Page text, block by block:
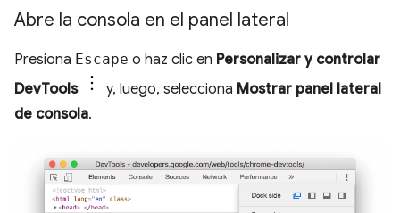
Abre la consola en el panel lateral
Presiona Escape o haz clic en Personalizar y controlar
DevTools
y, luego, selecciona Mostrar panel lateral
de consola.